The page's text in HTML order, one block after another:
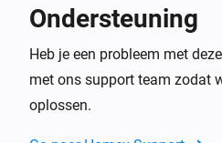
LG A/C (type 1)
De ventilatormodus is
LG A/C (type 2)
Ondersteuning
Heb je een probleem met
met ons support team zodat
oplossen.